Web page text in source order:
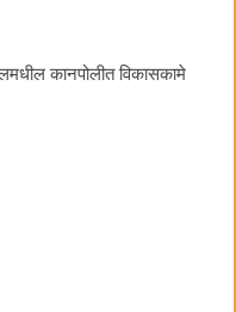
कानपोलीत विकासकामे